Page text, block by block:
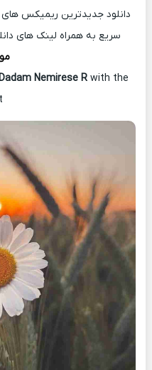
دانلود جدیدترین ریمیکس
سریع به همراه لینک های
Nemirese R with the